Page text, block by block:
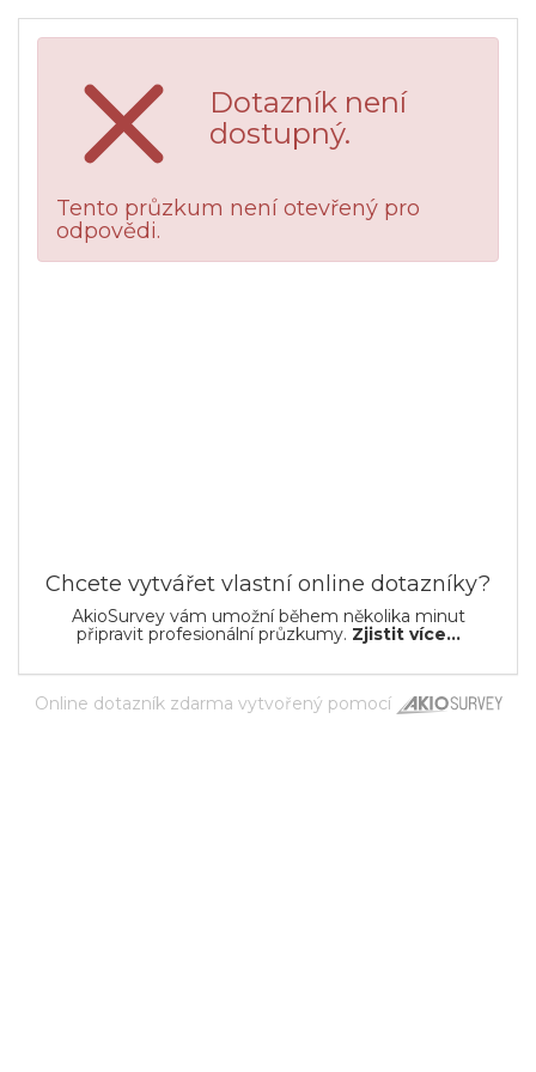
Dotazník není
dostupný.
Tento průzkum není otevřený pro
odpovědi.
Chcete vytvářet vlastní online dotazníky?
AkioSurvey vám umožní během několika minut
připravit profesionální průzkumy. Zjistit více...
Online dotazník zdarma vytvořený pomocí